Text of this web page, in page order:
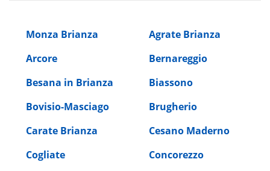
Monza Brianza
Agrate Brianza
Arcore
Bernareggio
Besana in Brianza
Biassono
Bovisio-Masciago
Brugherio
Carate Brianza
Cesano Maderno
Cogliate
Concorezzo